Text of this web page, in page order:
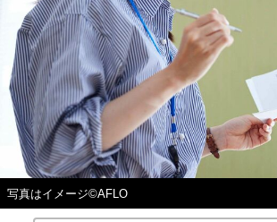
写真はイメージ©AFLO